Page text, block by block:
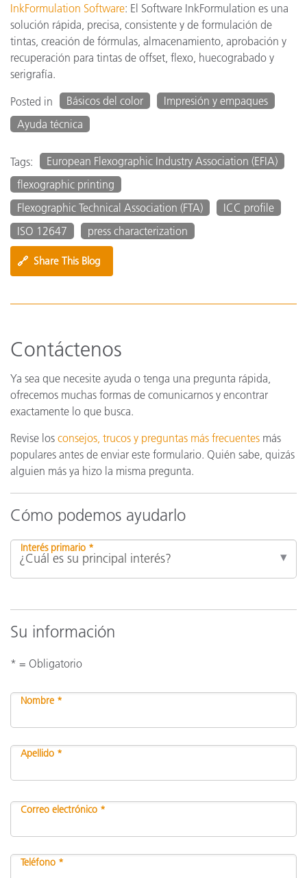
InkFormulation Software: El Software InkFormulation es una
solución rápida, precisa, consistente y de formulación de
tintas, creación de fórmulas, almacenamiento, aprobación y
recuperación para tintas de offset, flexo, huecograbado y
serigrafía.
Posted in
Básicos del color
Impresión y empaques
Ayuda técnica
Tags:
European Flexographic Industry Association (EFIA)
flexographic printing
Flexographic Technical Association (FTA)
ICC profile
ISO 12647
press characterization
🔗 Share This Blog
Contáctenos
Ya sea que necesite ayuda o tenga una pregunta rápida,
ofrecemos muchas formas de comunicarnos y encontrar
exactamente lo que busca.
Revise los consejos, trucos y preguntas más frecuentes más
populares antes de enviar este formulario. Quién sabe, quizás
alguien más ya hizo la misma pregunta.
Cómo podemos ayudarlo
Interés primario *
Su información
* = Obligatorio
Nombre *
Apellido *
Correo electrónico *
Teléfono *